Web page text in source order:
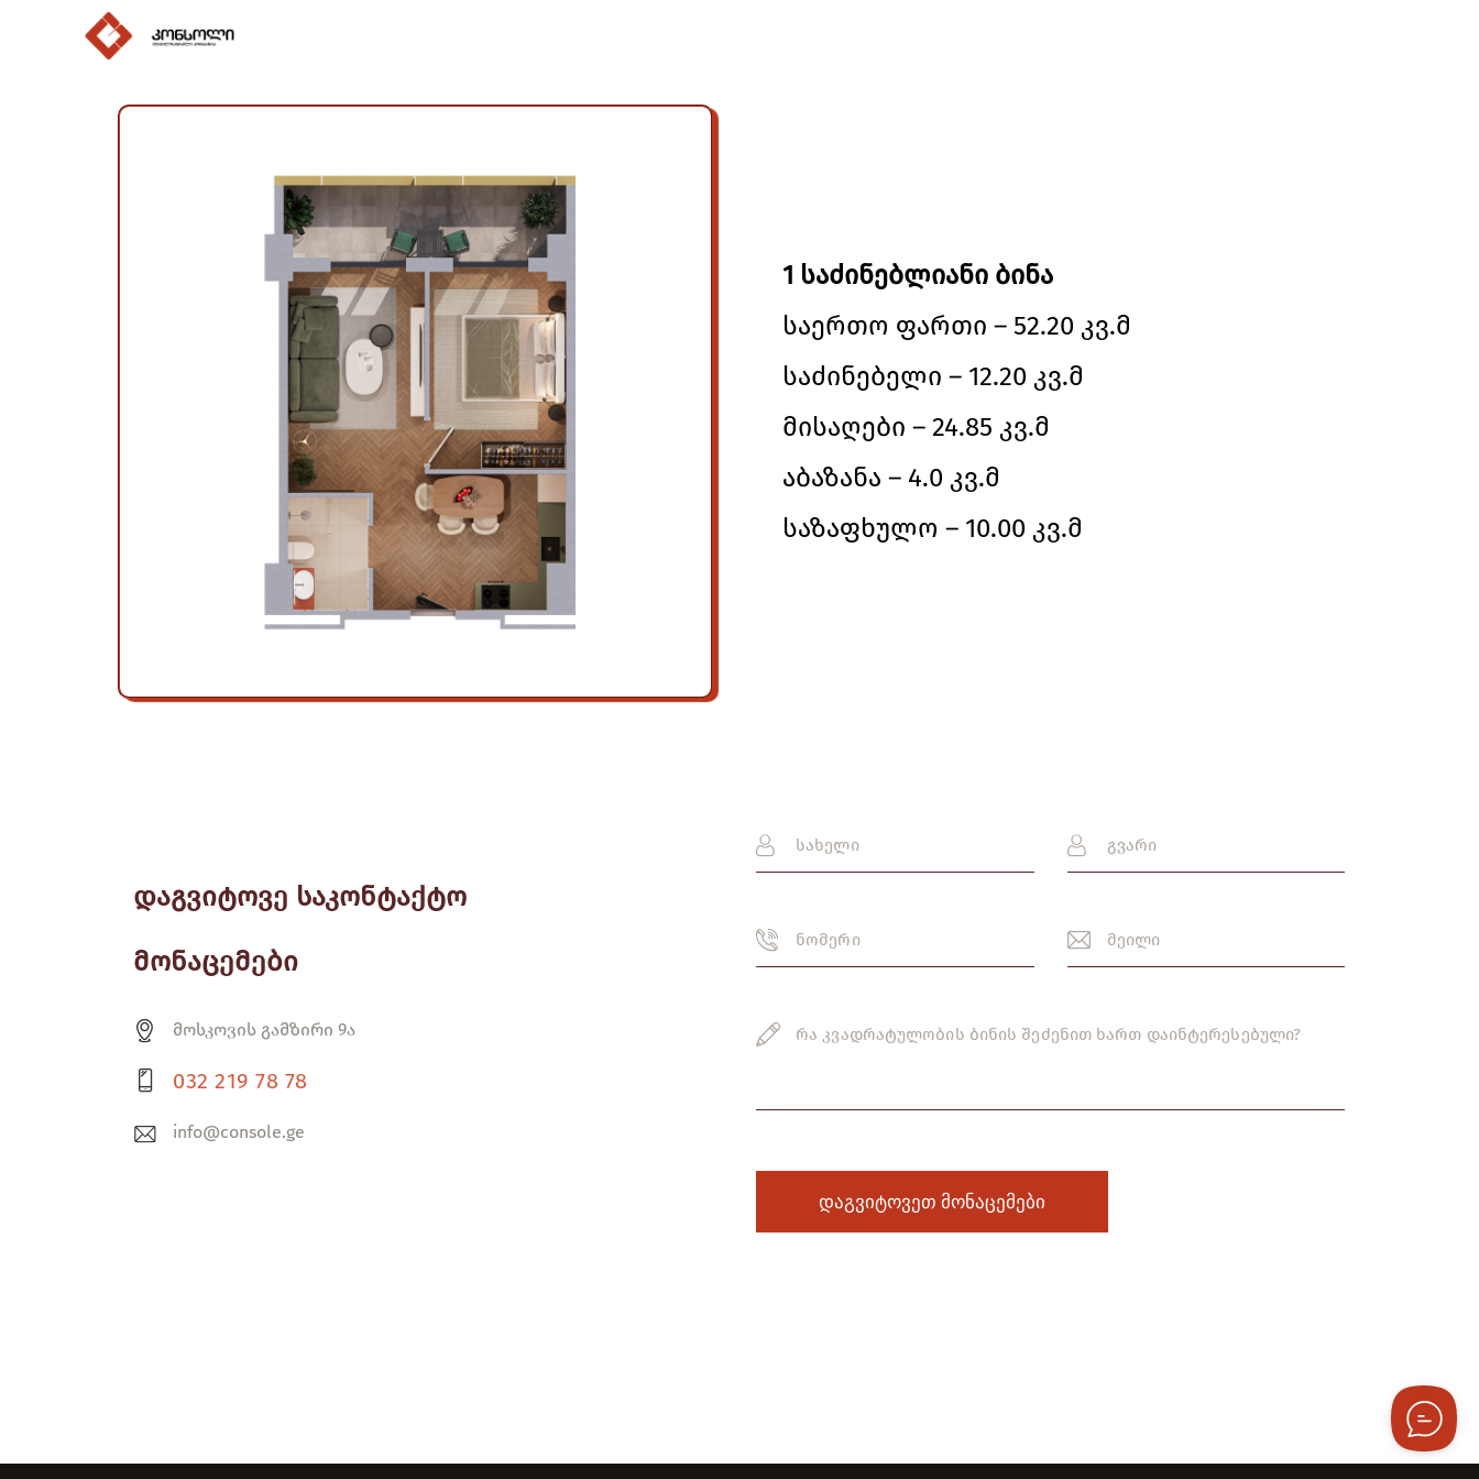
1 საძინებლიანი ბინა
საერთო ფართი – 52.20 კვ.მ
საძინებელი – 12.20 კვ.მ
მისაღები – 24.85 კვ.მ
აბაზანა – 4.0 კვ.მ
საზაფხულო – 10.00 კვ.მ
დაგვიტოვე საკონტაქტო
მონაცემები
მოსკოვის გამზირი 9ა
032 219 78 78
info@console.ge